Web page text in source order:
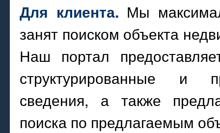
Для клиента. Мы
занят поиском объекта
Наш портал
структурированные и
сведения, а также
поиска по предлагаемым